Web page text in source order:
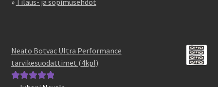
» Tilaus- ja sopimusehdot
Neato Botvac Ultra Performance
tarvikesuodattimet (4kpl)